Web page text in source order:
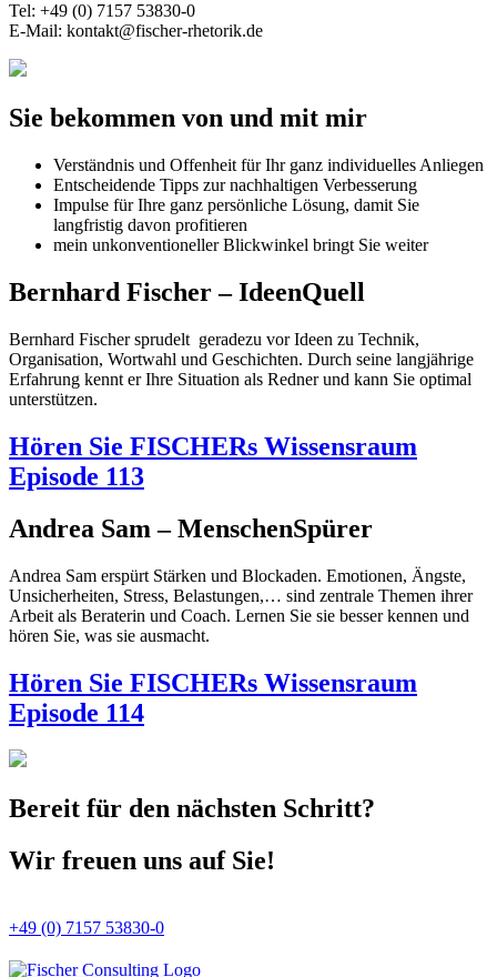
Tel: +49 (0) 7157 53830-0
E-Mail: kontakt@fischer-rhetorik.de
Sie bekommen von und mit mir
Verständnis und Offenheit für Ihr ganz individuelles Anliegen
Entscheidende Tipps zur nachhaltigen Verbesserung
Impulse für Ihre ganz persönliche Lösung, damit Sie
langfristig davon profitieren
mein unkonventioneller Blickwinkel bringt Sie weiter
Bernhard Fischer – IdeenQuell
Bernhard Fischer sprudelt geradezu vor Ideen zu Technik,
Organisation, Wortwahl und Geschichten. Durch seine langjährige
Erfahrung kennt er Ihre Situation als Redner und kann Sie optimal
unterstützen.
Hören Sie FISCHERs Wissensraum
Episode 113
Andrea Sam – MenschenSpürer
Andrea Sam erspürt Stärken und Blockaden. Emotionen, Ängste,
Unsicherheiten, Stress, Belastungen,… sind zentrale Themen ihrer
Arbeit als Beraterin und Coach. Lernen Sie sie besser kennen und
hören Sie, was sie ausmacht.
Hören Sie FISCHERs Wissensraum
Episode 114
Bereit für den nächsten Schritt?
Wir freuen uns auf Sie!
+49 (0) 7157 53830-0